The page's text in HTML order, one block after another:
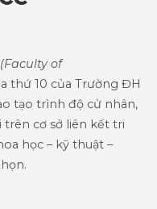
(Faculty of
thứ 10 của Trường ĐH
tạo trình độ cử nhân,
cơ sở liên kết tri
học – kỹ thuật –